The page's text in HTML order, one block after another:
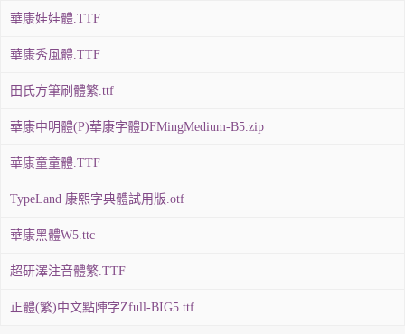
華康娃娃體.TTF
華康秀風體.TTF
田氏方筆刷體繁.ttf
華康中明體(P)華康字體DFMingMedium-B5.zip
華康童童體.TTF
TypeLand 康熙字典體試用版.otf
華康黑體W5.ttc
超研澤注音體繁.TTF
正體(繁)中文點陣字Zfull-BIG5.ttf